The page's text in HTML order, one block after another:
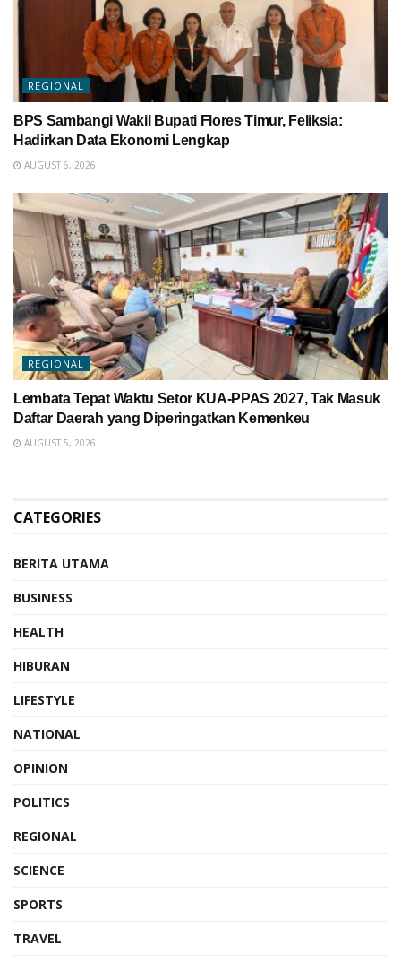
REGIONAL
BPS Sambangi Wakil Bupati Flores Timur, Feliksia:
Hadirkan Data Ekonomi Lengkap
AUGUST 6, 2026
REGIONAL
Lembata Tepat Waktu Setor KUA-PPAS 2027, Tak Masuk
Daftar Daerah yang Diperingatkan Kemenkeu
AUGUST 5, 2026
CATEGORIES
BERITA UTAMA
BUSINESS
HEALTH
HIBURAN
LIFESTYLE
NATIONAL
OPINION
POLITICS
REGIONAL
SCIENCE
SPORTS
TRAVEL